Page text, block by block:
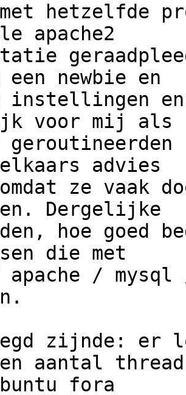
hetzelfde
apache2
een newbie en
instellingen
voor mij als
elkaars advies
ze vaak
Dergelijke
hoe goed
die met
apache /
zijnde: er
aantal